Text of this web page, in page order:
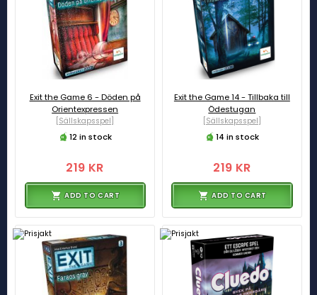
Exit the Game 6 - Döden på
Orientexpressen
[Sällskapsspel]
12 in stock
219 KR
ADD TO CART
Exit the Game 14 - Tillbaka till
Ödestugan
[Sällskapsspel]
14 in stock
219 KR
ADD TO CART